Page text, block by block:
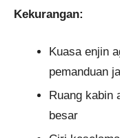
Kekurangan:
Kuasa enjin
pemanduan
Ruang kabin
besar